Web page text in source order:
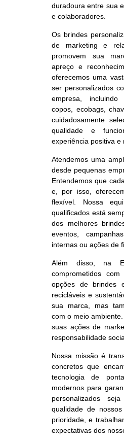
duradoura entre sua
e colaboradores.
Os brindes
de marketing e
promovem sua
apreço e
oferecemos uma
ser personalizados
empresa, incluindo
copos, ecobags,
cuidadosamente
qualidade e
experiência positiva
Atendemos uma
desde pequenas
Entendemos que
e, por isso,
flexível. Nossa
qualificados está
dos melhores
eventos,
internas ou ações de
Além disso, na
comprometidos
opções de brindes
recicláveis e
sua marca, mas
com o meio
suas ações de
responsabilidade
Nossa missão é
concretos que
tecnologia de
modernos para
personalizados
qualidade de
prioridade, e
expectativas dos